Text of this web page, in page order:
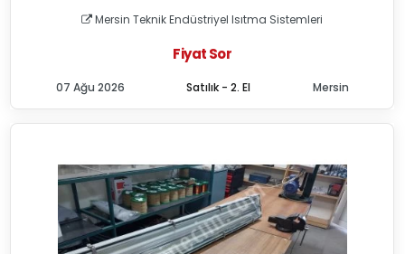
Mersin Teknik Endüstriyel Isıtma Sistemleri
Fiyat Sor
Satılık - 2. El
07 Ağu 2026 Mersin